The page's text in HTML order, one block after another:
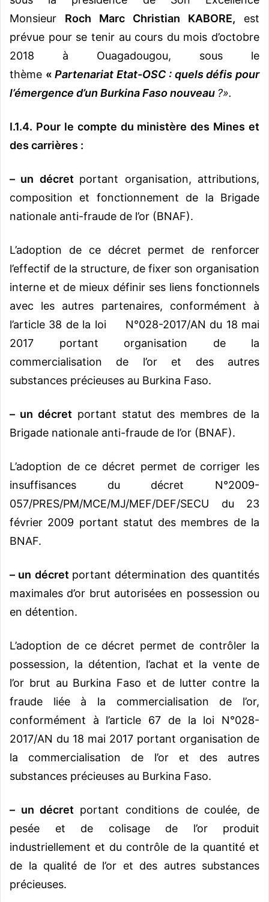
Monsieur Roch Marc Christian KABORE, est
prévue pour se tenir au cours du mois d’octobre
2018 à Ouagadougou, sous le
thème «Partenariat Etat-OSC : quels défis pour
l’émergence d’un Burkina Faso nouveau ?».
I.1.4. Pour le compte du ministère des Mines et
des carrières :
– un décret portant organisation, attributions,
composition et fonctionnement de la Brigade
nationale anti-fraude de l’or (BNAF).
L’adoption de ce décret permet de renforcer
l’effectif de la structure, de fixer son organisation
interne et de mieux définir ses liens fonctionnels
avec les autres partenaires, conformément à
l’article 38 de la loi N°028-2017/AN du 18 mai
2017 portant organisation de la
commercialisation de l’or et des autres
substances précieuses au Burkina Faso.
– un décret portant statut des membres de la
Brigade nationale anti-fraude de l’or (BNAF).
L’adoption de ce décret permet de corriger les
insuffisances du décret N°2009-
057/PRES/PM/MCE/MJ/MEF/DEF/SECU du 23
février 2009 portant statut des membres de la
BNAF.
– un décret portant détermination des quantités
maximales d’or brut autorisées en possession ou
en détention.
L’adoption de ce décret permet de contrôler la
possession, la détention, l’achat et la vente de
l’or brut au Burkina Faso et de lutter contre la
fraude liée à la commercialisation de l’or,
conformément à l’article 67 de la loi N°028-
2017/AN du 18 mai 2017 portant organisation de
la commercialisation de l’or et des autres
substances précieuses au Burkina Faso.
– un décret portant conditions de coulée, de
pesée et de colisage de l’or produit
industriellement et du contrôle de la quantité et
de la qualité de l’or et des autres substances
précieuses.